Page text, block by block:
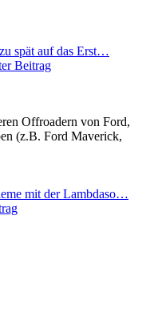
spät auf das Erst…
Beitrag
Offroadern von Ford,
(z.B. Ford Maverick,
mit der Lambdaso…